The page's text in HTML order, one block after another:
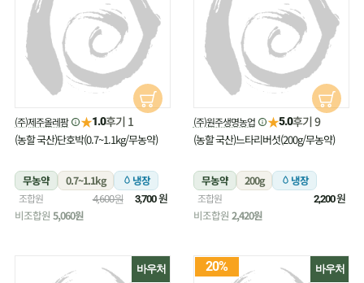
(주)원주생명농업 ★5.0후기 9
(농할 국산)느타리버섯(200g/무농약)
무농약 200g 냉장
조합원 2,200원
비조합원 2,420원
(주)제주올레팜 ★1.0후기 1
(농할 국산)단호박(0.7~1.1kg/무농약)
무농약 0.7~1.1kg 냉장
조합원 4,600원 3,700원
비조합원 5,060원
바우처
20%
바우처